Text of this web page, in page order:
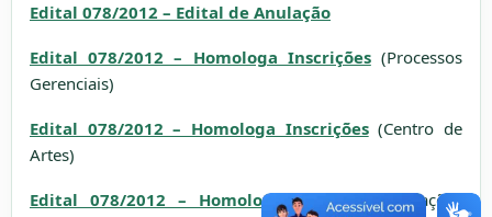
Edital 078/2012 – Edital de Anulação
Edital 078/2012 – Homologa Inscrições(Processos
Gerenciais)
Edital 078/2012 – Homologa Inscrições(Centro de
Artes)
Edital 078/2012 – Homologa Inscrições(Relações